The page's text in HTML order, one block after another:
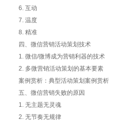
6. 互动
7. 温度
8. 精准
四、微信营销活动策划技术
1. 微信/微博成为营销利器的技术
2. 多微营销活动策划的基本要素
案例赏析：典型活动策划案例赏析
五、微信营销失败的原因
1. 无主题无灵魂
2. 无节奏无规律